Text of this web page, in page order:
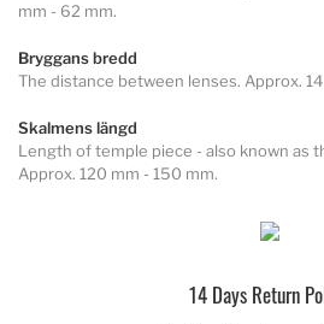
mm - 62 mm.
Bryggans bredd
The distance between lenses. Approx.
Skalmens längd
Length of temple piece - also known as
Approx. 120 mm - 150 mm.
14 Days Return